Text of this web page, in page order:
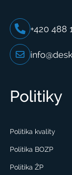
+420 488
Politiky
Politika kvality
Politika BOZP
Politika ŽP